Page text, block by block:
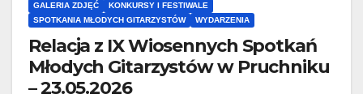
GALERIA ZDJĘĆ
KONKURSY I FESTIWALE
SPOTKANIA MŁODYCH GITARZYSTÓW
WYDARZENIA
Relacja z IX Wiosennych Spotkań
Młodych Gitarzystów w Pruchniku
– 23.05.2026